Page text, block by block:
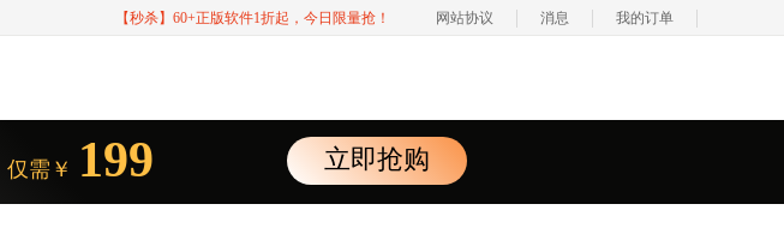
【秒杀】60+正版软件1折起，今日限量抢！ 网站协议 消息 我的订单
仅需￥ 199 立即抢购